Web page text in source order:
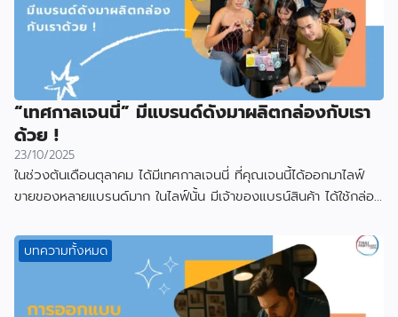
“เทศกาลเจนนี่” มีแบรนด์ดังมาผลิตกล่องกับเรา
ด้วย !
23/10/2025
ในช่วงต้นเดือนตุลาคม ได้มีเทศกาลเจนนี่ ที่คุณเจนนี้ได้ออกมาไลฟ์
ขายของหลายแบรนด์มาก ในไลฟ์นั้น มีเจ้าของแบรน์สินค้า ได้ใช้กล่อง
บทความทั้งหมด